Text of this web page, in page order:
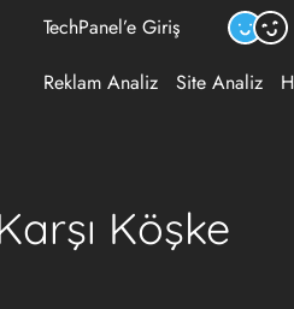
TechPanel’e Giriş
Reklam Analiz Site Analiz
Köşke